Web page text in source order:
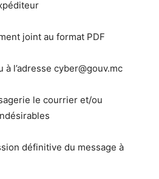
joint au format PDF
à l’adresse cyber@gouv.mc
le courrier et/ou
définitive du message à